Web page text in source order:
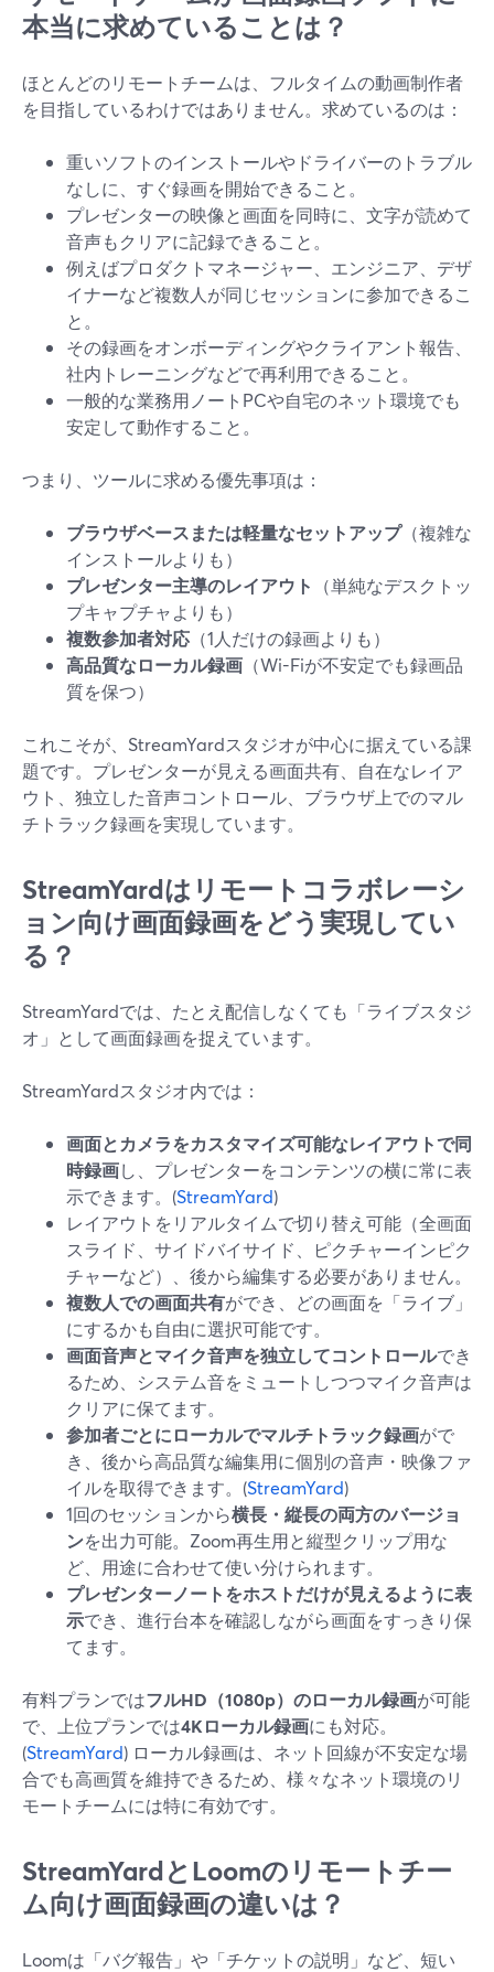
本当に求めていることは？
ほとんどのリモートチームは、フルタイムの動画制作者
を目指しているわけではありません。求めているのは：
重いソフトのインストールやドライバーのトラブル
なしに、すぐ録画を開始できること。
プレゼンターの映像と画面を同時に、文字が読めて
音声もクリアに記録できること。
例えばプロダクトマネージャー、エンジニア、デザ
イナーなど複数人が同じセッションに参加できるこ
と。
その録画をオンボーディングやクライアント報告、
社内トレーニングなどで再利用できること。
一般的な業務用ノートPCや自宅のネット環境でも
安定して動作すること。
つまり、ツールに求める優先事項は：
ブラウザベースまたは軽量なセットアップ（複雑な
インストールよりも）
プレゼンター主導のレイアウト
（単純なデスクトッ
プキャプチャよりも）
複数参加者対応 （1人だけの録画よりも）
高品質なローカル録画 （Wi-Fiが不安定でも録画品
質を保つ）
これこそが、StreamYardスタジオが中心に据えている課
題です。プレゼンターが見える画面共有、自在なレイア
ウト、独立した音声コントロール、ブラウザ上でのマル
チトラック録画を実現しています。
StreamYardはリモートコラボレーシ
ョン向け画面録画をどう実現してい
る？
StreamYardでは、たとえ配信しなくても「ライブスタジ
オ」として画面録画を捉えています。
StreamYardスタジオ内では：
画面とカメラをカスタマイズ可能なレイアウトで同
時録画し、プレゼンターをコンテンツの横に常に表
示できます。(StreamYard)
レイアウトをリアルタイムで切り替え可能（全画面
スライド、サイドバイサイド、ピクチャーインピク
チャーなど）、後から編集する必要がありません。
複数人での画面共有ができ、どの画面を「ライブ」
にするかも自由に選択可能です。
画面音声とマイク音声を独立してコントロールでき
るため、システム音をミュートしつつマイク音声は
クリアに保てます。
参加者ごとにローカルでマルチトラック録画がで
き、後から高品質な編集用に個別の音声・映像ファ
イルを取得できます。(StreamYard)
1回のセッションから横長・縦長の両方のバージョ
ンを出力可能。Zoom再生用と縦型クリップ用な
ど、用途に合わせて使い分けられます。
プレゼンターノートをホストだけが見えるように表
示でき、進行台本を確認しながら画面をすっきり保
てます。
有料プランではフルHD（1080p）のローカル録画が可能
で、上位プランでは4Kローカル録画にも対応。
(StreamYard) ローカル録画は、ネット回線が不安定な場
合でも高画質を維持できるため、様々なネット環境のリ
モートチームには特に有効です。
StreamYardとLoomのリモートチー
ム向け画面録画の違いは？
Loomは「バグ報告」や「チケットの説明」など、短い